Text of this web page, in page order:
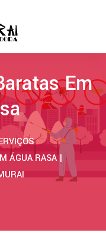
Em
ÁGUA RASA |